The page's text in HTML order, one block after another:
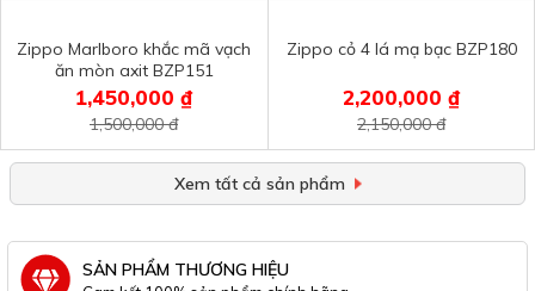
Zippo Marlboro khắc mã vạch
ăn mòn axit BZP151
1,450,000 ₫
1,500,000 đ
Zippo cỏ 4 lá mạ bạc BZP180
2,200,000 ₫
2,150,000 đ
Xem tất cả sản phẩm
SẢN PHẨM THƯƠNG HIỆU